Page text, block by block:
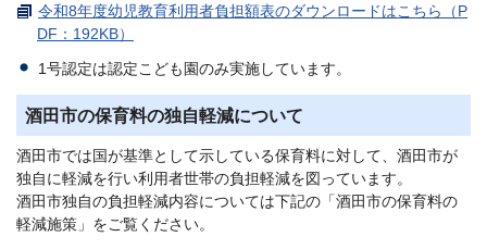
令和8年度幼児教育利用者負担額表のダウンロードはこちら（P
DF：192KB）
1号認定は認定こども園のみ実施しています。
酒田市の保育料の独自軽減について
酒田市では国が基準として示している保育料に対して、酒田市が
独自に軽減を行い利用者世帯の負担軽減を図っています。
酒田市独自の負担軽減内容については下記の「酒田市の保育料の
軽減施策」をご覧ください。